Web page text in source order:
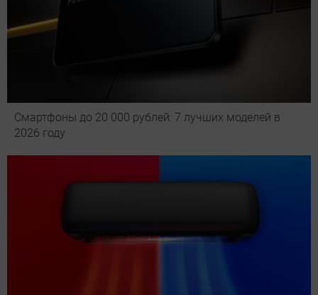
Смартфоны до 20 000 рублей: 7 лучших моделей в
2026 году